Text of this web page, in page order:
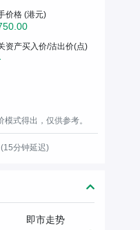
价格 (港元)
资产买入价/沽出价(点)
式得出，仅供参考。
分钟延迟)
即市走势